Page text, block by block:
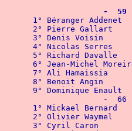
-
-  66